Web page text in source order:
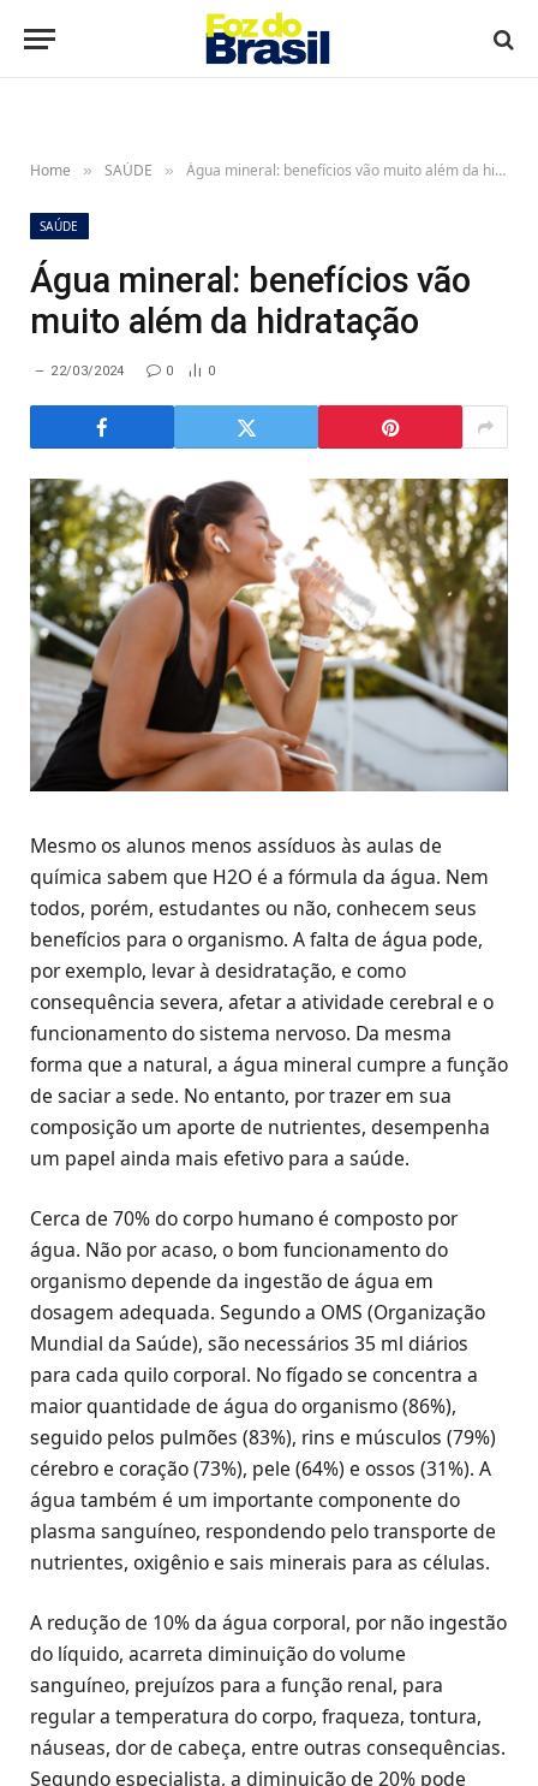
Home » SAÚDE » Água mineral: benefícios vão muito além da hidratação
SAÚDE
Água mineral: benefícios vão
muito além da hidratação
22/03/2024 0 0
Mesmo os alunos menos assíduos às aulas de
química sabem que H2O é a fórmula da água. Nem
todos, porém, estudantes ou não, conhecem seus
benefícios para o organismo. A falta de água pode,
por exemplo, levar à desidratação, e como
consequência severa, afetar a atividade cerebral e o
funcionamento do sistema nervoso. Da mesma
forma que a natural, a água mineral cumpre a função
de saciar a sede. No entanto, por trazer em sua
composição um aporte de nutrientes, desempenha
um papel ainda mais efetivo para a saúde.
Cerca de 70% do corpo humano é composto por
água. Não por acaso, o bom funcionamento do
organismo depende da ingestão de água em
dosagem adequada. Segundo a OMS (Organização
Mundial da Saúde), são necessários 35 ml diários
para cada quilo corporal. No fígado se concentra a
maior quantidade de água do organismo (86%),
seguido pelos pulmões (83%), rins e músculos (79%)
cérebro e coração (73%), pele (64%) e ossos (31%). A
água também é um importante componente do
plasma sanguíneo, respondendo pelo transporte de
nutrientes, oxigênio e sais minerais para as células.
A redução de 10% da água corporal, por não ingestão
do líquido, acarreta diminuição do volume
sanguíneo, prejuízos para a função renal, para
regular a temperatura do corpo, fraqueza, tontura,
náuseas, dor de cabeça, entre outras consequências.
Segundo especialista, a diminuição de 20% pode